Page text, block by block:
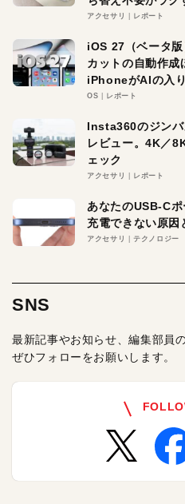
アクセサリ レポート
iOS 27（ベータ
カットの自動作成
iPhoneがAIの入
OS レポート
Insta360のジン
レビュー。4K／
ェック
アクセサリ レポート
あなたのUSB-C
充電できない原因
アクセサリ テクノロジー
SNS
最新記事やお知らせ、編集部員
ぜひフォローをお願いします。